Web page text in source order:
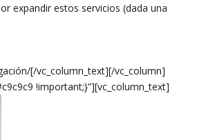
expandir estos servicios (dada una
[/vc_column_text][/vc_column]
!important;}”][vc_column_text]